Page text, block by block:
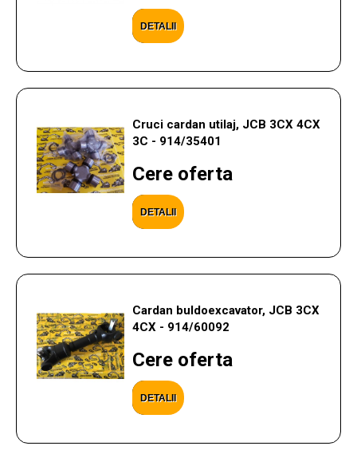
DETALII
Cruci cardan utilaj, JCB 3CX 4CX
3C - 914/35401
Cere oferta
DETALII
Cardan buldoexcavator, JCB 3CX
4CX - 914/60092
Cere oferta
DETALII